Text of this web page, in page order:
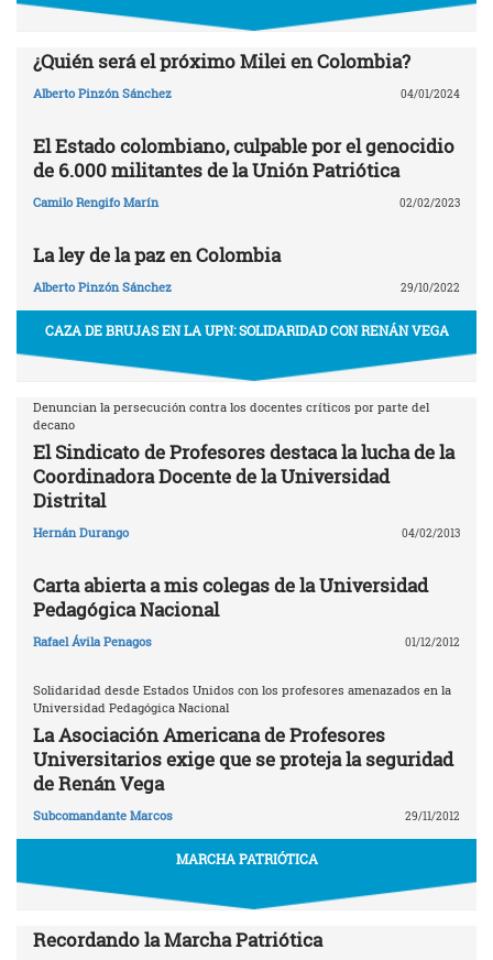
¿Quién será el próximo Milei en Colombia?
Alberto Pinzón Sánchez 04/01/2024
El Estado colombiano, culpable por el genocidio
de 6.000 militantes de la Unión Patriótica
Camilo Rengifo Marín 02/02/2023
La ley de la paz en Colombia
Alberto Pinzón Sánchez 29/10/2022
CAZA DE BRUJAS EN LA UPN: SOLIDARIDAD CON RENÁN VEGA
Denuncian la persecución contra los docentes críticos por parte del
decano
El Sindicato de Profesores destaca la lucha de la
Coordinadora Docente de la Universidad
Distrital
Hernán Durango 04/02/2013
Carta abierta a mis colegas de la Universidad
Pedagógica Nacional
Rafael Ávila Penagos 01/12/2012
Solidaridad desde Estados Unidos con los profesores amenazados en la
Universidad Pedagógica Nacional
La Asociación Americana de Profesores
Universitarios exige que se proteja la seguridad
de Renán Vega
Subcomandante Marcos 29/11/2012
MARCHA PATRIÓTICA
Recordando la Marcha Patriótica